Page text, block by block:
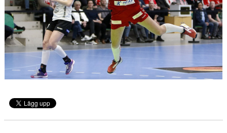
TRÄNINGSTIDER
TABELL
HANDBOLLSLIGANDAM.SE
GAMEDAY-APPEN